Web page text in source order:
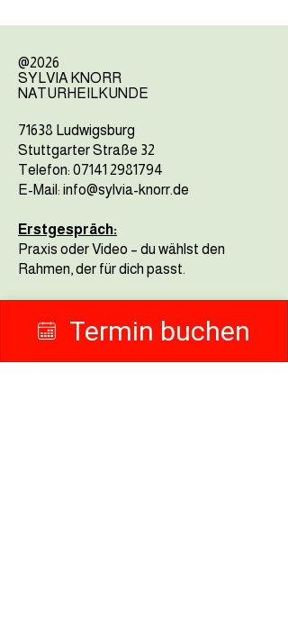
@2026
SYLVIA KNORR
NATURHEILKUNDE
71638 Ludwigsburg
Stuttgarter Straße 32
Telefon: 07141 2981794
E-Mail: info@sylvia-knorr.de
Erstgespräch:
Praxis oder Video – du wählst den
Rahmen, der für dich passt.
Termin buchen